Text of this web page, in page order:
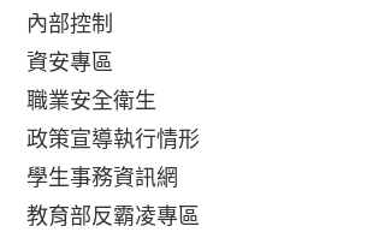
內部控制
資安專區
職業安全衛生
政策宣導執行情形
學生事務資訊網
教育部反霸凌專區